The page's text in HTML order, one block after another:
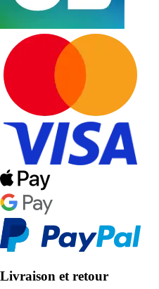
Livraison et retour